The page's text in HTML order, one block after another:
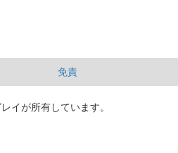
免責
イが所有しています。